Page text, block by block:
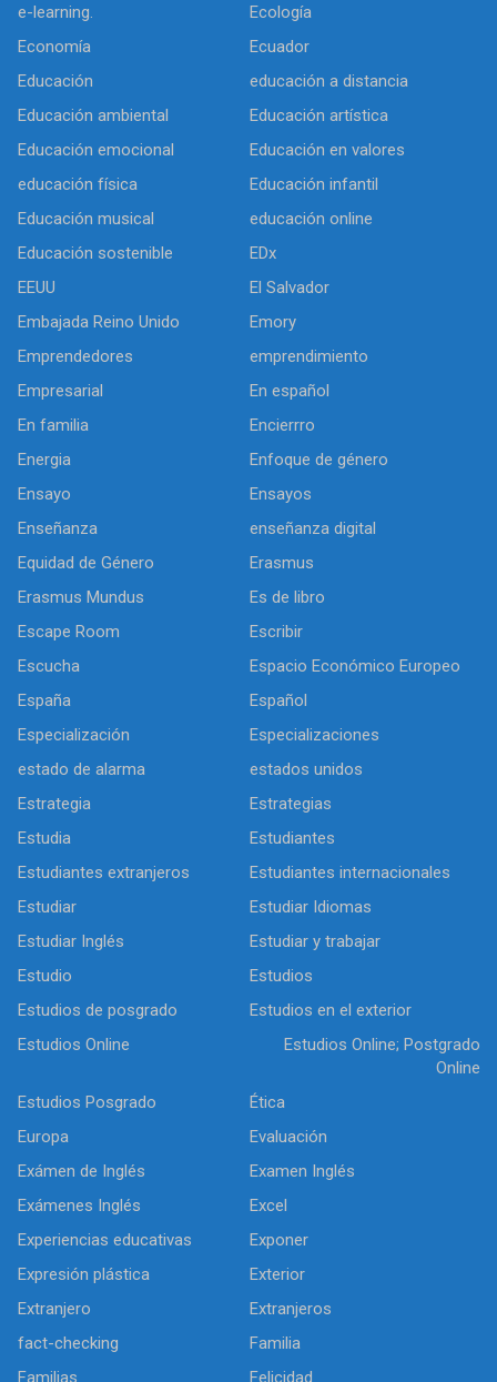
e-learning.
Ecología
Economía
Ecuador
Educación
educación a distancia
Educación ambiental
Educación artística
Educación emocional
Educación en valores
educación física
Educación infantil
Educación musical
educación online
Educación sostenible
EDx
EEUU
El Salvador
Embajada Reino Unido
Emory
Emprendedores
emprendimiento
Empresarial
En español
En familia
Encierrro
Energia
Enfoque de género
Ensayo
Ensayos
Enseñanza
enseñanza digital
Equidad de Género
Erasmus
Erasmus Mundus
Es de libro
Escape Room
Escribir
Escucha
Espacio Económico Europeo
España
Español
Especialización
Especializaciones
estado de alarma
estados unidos
Estrategia
Estrategias
Estudia
Estudiantes
Estudiantes extranjeros
Estudiantes internacionales
Estudiar
Estudiar Idiomas
Estudiar Inglés
Estudiar y trabajar
Estudio
Estudios
Estudios de posgrado
Estudios en el exterior
Estudios Online
Estudios Online; Postgrado
Online
Estudios Posgrado
Ética
Europa
Evaluación
Exámen de Inglés
Examen Inglés
Exámenes Inglés
Excel
Experiencias educativas
Exponer
Expresión plástica
Exterior
Extranjero
Extranjeros
fact-checking
Familia
Familias
Felicidad